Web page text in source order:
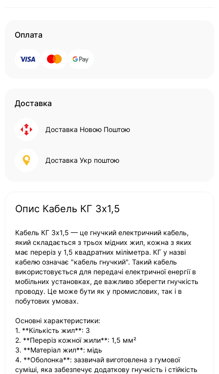
Оплата
Доставка
Доставка Новою Поштою
Доставка Укр поштою
Опис Кабель КГ 3х1,5
Кабель КГ 3х1,5 — це гнучкий електричний кабель,
який складається з трьох мідних жил, кожна з яких
має переріз у 1,5 квадратних міліметра. КГ у назві
кабелю означає "кабель гнучкий". Такий кабель
використовується для передачі електричної енергії в
мобільних установках, де важливо зберегти гнучкість
проводу. Це може бути як у промислових, так і в
побутових умовах.
Основні характеристики:
1. **Кількість жил**: 3
2. **Переріз кожної жили**: 1,5 мм²
3. **Матеріал жил**: мідь
4. **Оболонка**: зазвичай виготовлена з гумової
суміші, яка забезпечує додаткову гнучкість і стійкість